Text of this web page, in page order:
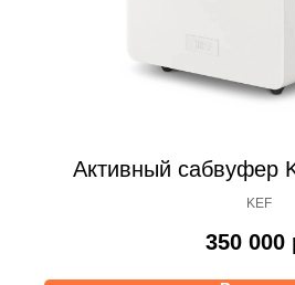
Активный сабвуфер
KEF
350 000